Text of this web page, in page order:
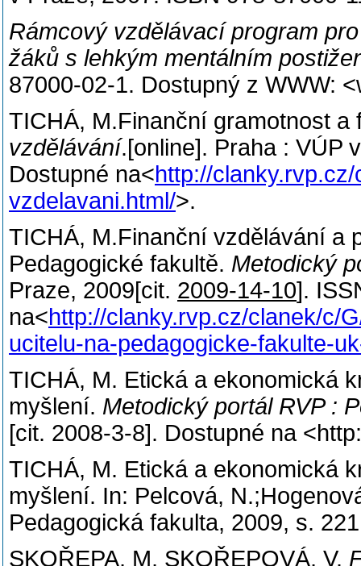
Rámcový vzdělávací program
žáků s lehkým mentálním
87000-02-1. Dostupný z WWW:
TICHÁ, M.Finanční gramotnost
vzdělávání.[online]. Praha : VÚP
Dostupné na<http://
vzdelavani.html/>.
TICHÁ, M.Finanční vzdělávání a
Pedagogické fakultě. Metodický
Praze, 2009[cit. 2009-14-10].
na<http://clanky.rvp.cz/clanek/c/
ucitelu-na-pedagogicke-fakulte-
TICHÁ, M. Etická a ekonomická
myšlení. Metodický portál RVP :
[cit. 2008-3-8]. Dostupné na
TICHÁ, M. Etická a ekonomická
myšlení. In: Pelcová,
Pedagogická fakulta, 2009, s.
SKOŘEPA, M, SKOŘEPOVÁ, V.